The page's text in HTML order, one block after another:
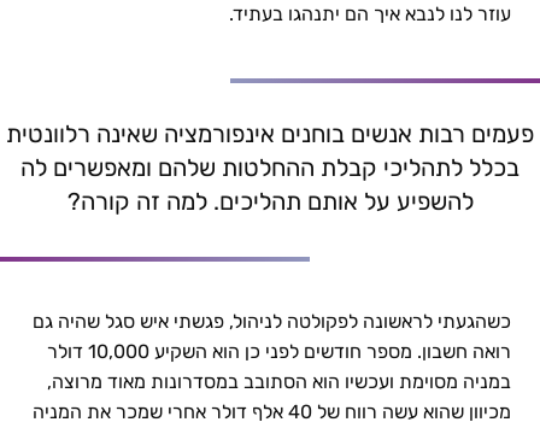
עוזר לנו לנבא איך הם יתנהגו בעתיד.
פעמים רבות אנשים בוחנים אינפורמציה שאינה רלוונטית
בכלל לתהליכי קבלת ההחלטות שלהם ומאפשרים לה
להשפיע על אותם תהליכים. למה זה קורה?
כשהגעתי לראשונה לפקולטה לניהול, פגשתי איש סגל שהיה גם
רואה חשבון. מספר חודשים לפני כן הוא השקיע 10,000 דולר
במניה מסוימת ועכשיו הוא הסתובב במסדרונות מאוד מרוצה,
מכיוון שהוא עשה רווח של 40 אלף דולר אחרי שמכר את המניה